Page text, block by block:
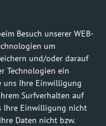
Besuch unserer WEB-
um
und/oder darauf
Technologien ein
uns Ihre Einwilligung
Surfverhalten auf
Ihre Einwilligung nicht
Daten nicht bzw.